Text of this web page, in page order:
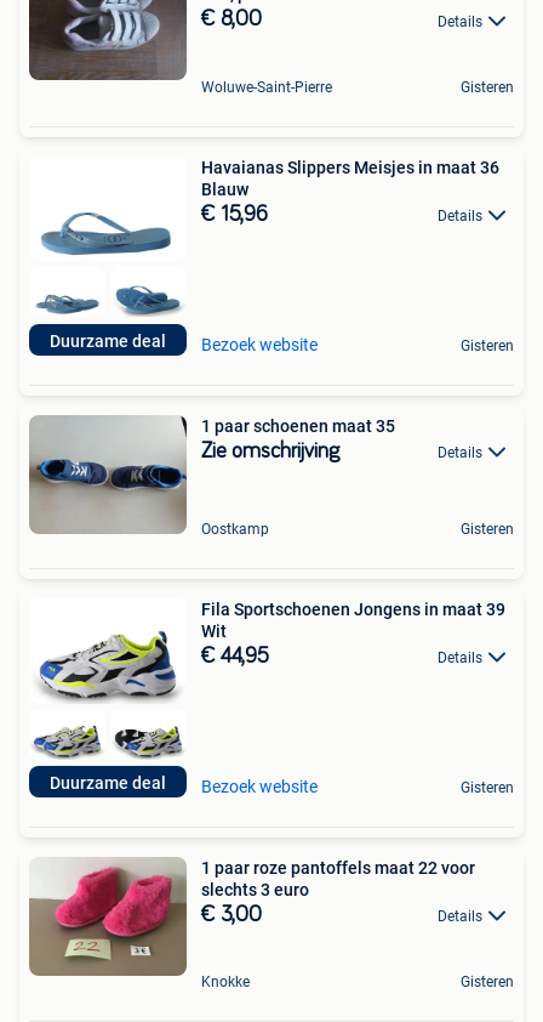
€ 8,00 Details
Woluwe-Saint-Pierre Gisteren
Duurzame deal
Havaianas Slippers Meisjes in maat 36
Blauw
€ 15,96 Details
Bezoek website Gisteren
1 paar schoenen maat 35
Zie omschrijving Details
Oostkamp Gisteren
Duurzame deal
Fila Sportschoenen Jongens in maat 39
Wit
€ 44,95 Details
Bezoek website Gisteren
1 paar roze pantoffels maat 22 voor
slechts 3 euro
€ 3,00 Details
Knokke Gisteren